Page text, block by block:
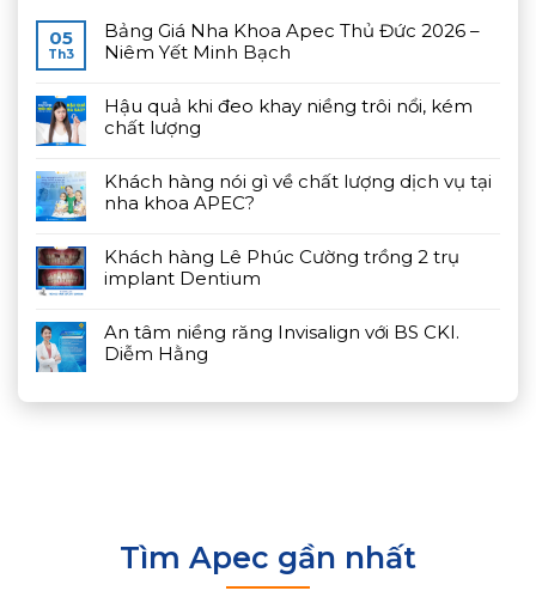
05
Th3
Bảng Giá Nha Khoa Apec Thủ Đức 2026 –
Niêm Yết Minh Bạch
Hậu quả khi đeo khay niềng trôi nổi, kém
chất lượng
Khách hàng nói gì về chất lượng dịch vụ tại
nha khoa APEC?
Khách hàng Lê Phúc Cường trồng 2 trụ
implant Dentium
An tâm niềng răng Invisalign với BS CKI.
Diễm Hằng
Tìm Apec gần nhất